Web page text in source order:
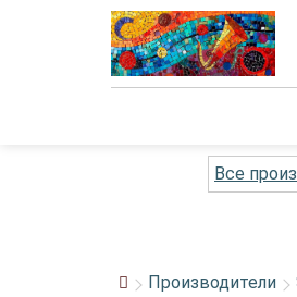
Все
Производители